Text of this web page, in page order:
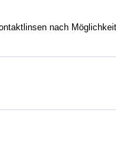
nach